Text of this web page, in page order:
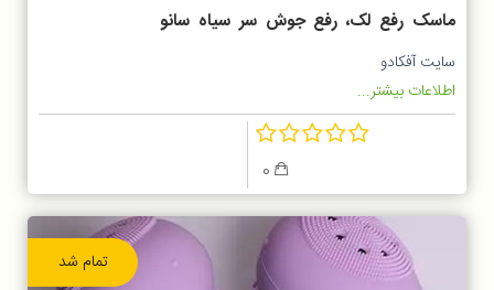
ماسک رفع لک، رفع جوش سر سیاه سانو
مدل پترا
سایت آفکادو
اطلاعات بیشتر...
0
تمام شد